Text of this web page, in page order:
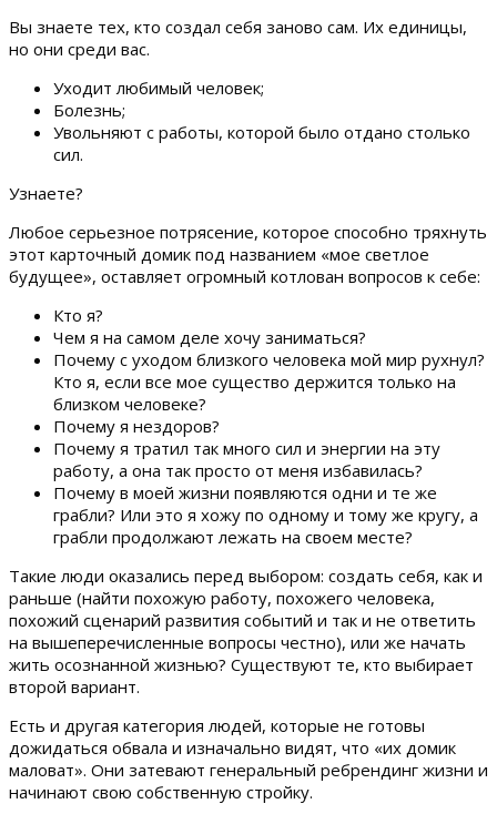
Вы знаете тех, кто создал себя заново сам. Их единицы,
но они среди вас.
Уходит любимый человек;
Болезнь;
Увольняют с работы, которой было отдано столько
сил.
Узнаете?
Любое серьезное потрясение, которое способно тряхнуть
этот карточный домик под названием «мое светлое
будущее», оставляет огромный котлован вопросов к себе:
Кто я?
Чем я на самом деле хочу заниматься?
Почему с уходом близкого человека мой мир рухнул?
Кто я, если все мое существо держится только на
близком человеке?
Почему я нездоров?
Почему я тратил так много сил и энергии на эту
работу, а она так просто от меня избавилась?
Почему в моей жизни появляются одни и те же
грабли? Или это я хожу по одному и тому же кругу, а
грабли продолжают лежать на своем месте?
Такие люди оказались перед выбором: создать себя, как и
раньше (найти похожую работу, похожего человека,
похожий сценарий развития событий и так и не ответить
на вышеперечисленные вопросы честно), или же начать
жить осознанной жизнью? Существуют те, кто выбирает
второй вариант.
Есть и другая категория людей, которые не готовы
дожидаться обвала и изначально видят, что «их домик
маловат». Они затевают генеральный ребрендинг жизни и
начинают свою собственную стройку.